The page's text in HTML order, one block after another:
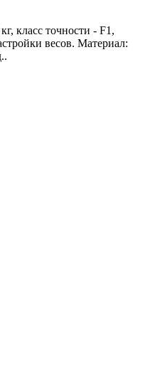
класс точности - F1,
весов. Материал: